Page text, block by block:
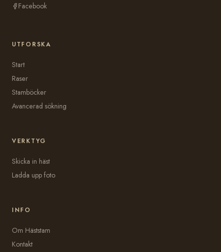
Facebook
UTFORSKA
Start
Raser
Stamböcker
Avancerad sökning
VERKTYG
Skicka in häst
Ladda upp foto
INFO
Om Häststam
Kontakt